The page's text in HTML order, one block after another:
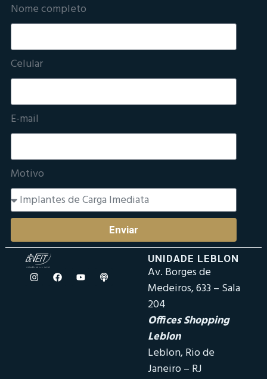
Nome completo
Celular
E-mail
Motivo
Enviar
UNIDADE LEBLON
Av. Borges de
Medeiros, 633 – Sala
204
Offices Shopping
Leblon
Leblon, Rio de
Janeiro – RJ